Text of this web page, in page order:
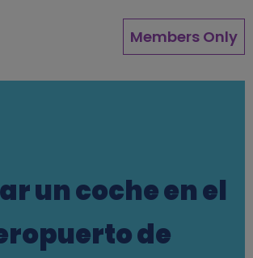
Members Only
un coche en el
de